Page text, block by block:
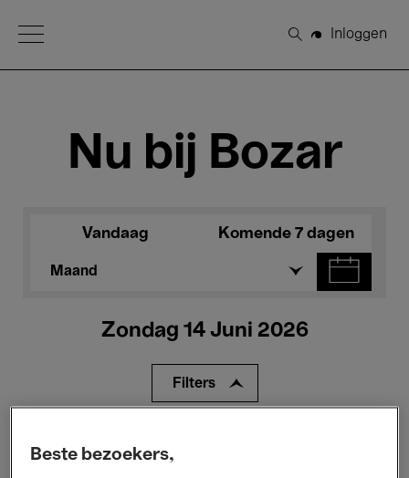
Open Menu
Zoeken
Inloggen
Nu bij Bozar
Vandaag Komende 7 dagen
Maand
Zondag 14 Juni 2026
Filters
Beste bezoekers,